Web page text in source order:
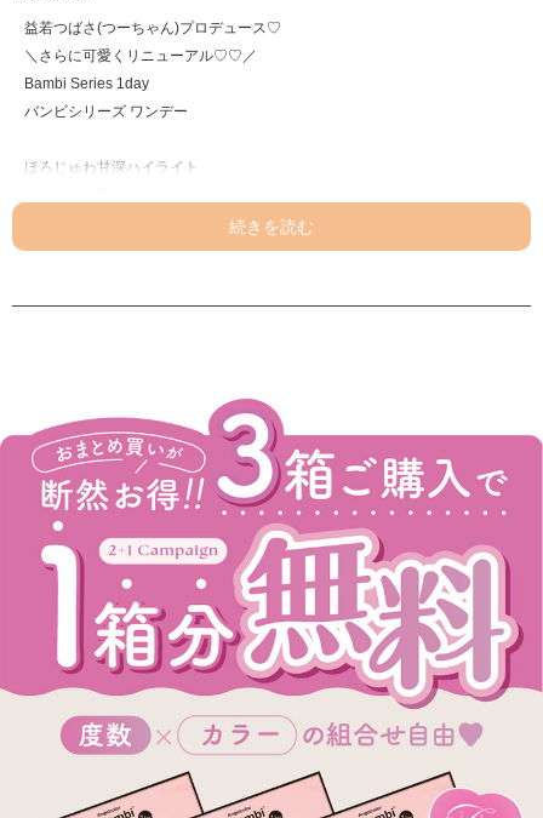
益若つばさ(つーちゃん)プロデュース♡
＼さらに可愛くリニューアル♡♡／
Bambi Series 1day
バンビシリーズ ワンデー
ほろじゅわ甘深ハイライト
装着後に瞬きすると水光部分が真下にくる♡
＜SNOW COCOA スノーココア＞
＜SNOW PURPLE スノーパープル＞
甘さの余韻が溶け込む
沼らせ白みパープル
＜Honey Moon ハニームーン＞
ツヤめく蜜色ブラウンで
とろけるような甘い視線を
＜Blueberry Moon ブルーベリームーン＞
深みのあるペールブルーが
ぷるんと艶やかな瞳に
＜Sesame Moon セサミムーン＞
こっくり暗めな白みグレーで
瞳にまろやかな奥行を